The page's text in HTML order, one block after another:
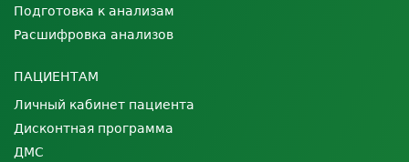
Подготовка к анализам
Расшифровка анализов
ПАЦИЕНТАМ
Личный кабинет пациента
Дисконтная программа
ДМС